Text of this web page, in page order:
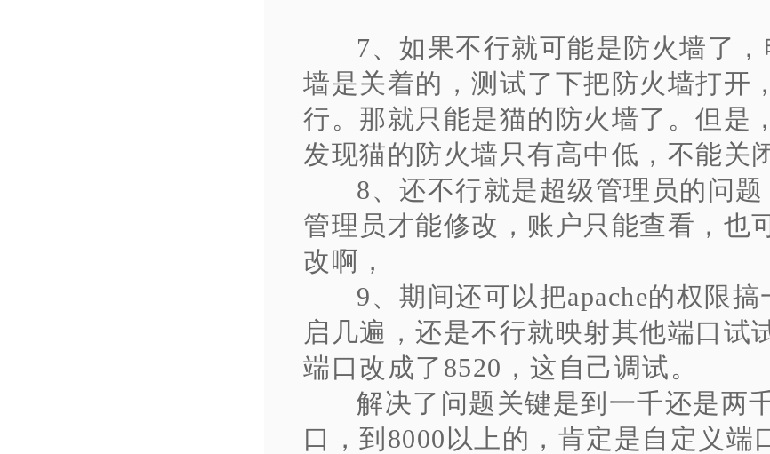
7、如果不行就可能是防火墙了，
墙是关着的，测试了下把防火墙打开
行。那就只能是猫的防火墙了。但是
发现猫的防火墙只有高中低，不能关
8、还不行就是超级管理员的问题
管理员才能修改，账户只能查看，也
改啊，
9、期间还可以把apache的权限搞
启几遍，还是不行就映射其他端口试
端口改成了8520，这自己调试。
解决了问题关键是到一千还是两
口，到8000以上的，肯定是自定义端